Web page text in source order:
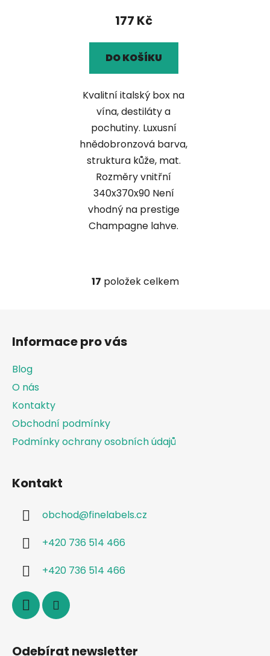
177 Kč
DO KOŠÍKU
Kvalitní italský box na
vína, destiláty a
pochutiny. Luxusní
hnědobronzová barva,
struktura kůže, mat.
Rozměry vnitřní
340x370x90 Není
vhodný na prestige
Champagne lahve.
O
k
y
s
17 položek celkem
Informace pro vás
Blog
O nás
Kontakty
Obchodní podmínky
Podmínky ochrany osobních údajů
Kontakt
obchod@finelabels.cz
+420 736 514 466
+420 736 514 466
Odebírat newsletter